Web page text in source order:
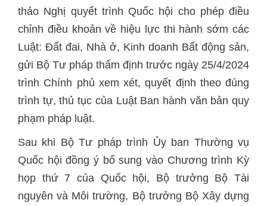
thảo Nghị quyết trình Quốc hội cho phép điều
chỉnh điều khoản về hiệu lực thi hành sớm các
Luật: Đất đai, Nhà ở, Kinh doanh Bất động sản,
gửi Bộ Tư pháp thẩm định trước ngày 25/4/2024
trình Chính phủ xem xét, quyết định theo đúng
trình tự, thủ tục của Luật Ban hành văn bản quy
phạm pháp luật.
Sau khi Bộ Tư pháp trình Ủy ban Thường vụ
Quốc hội đồng ý bổ sung vào Chương trình Kỳ
họp thứ 7 của Quốc hội, Bộ trưởng Bộ Tài
nguyên và Môi trường, Bộ trưởng Bộ Xây dựng